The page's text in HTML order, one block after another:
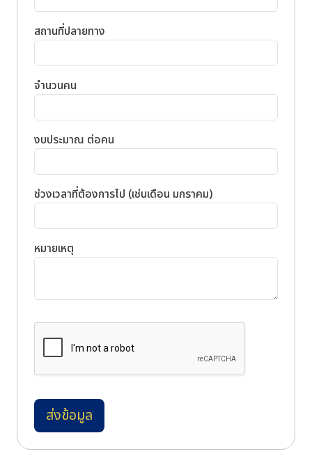
สถานที่ปลายทาง
จำนวนคน
งบประมาณ ต่อคน
ช่วงเวลาที่ต้องการไป (เช่นเดือน มกราคม)
หมายเหตุ
ส่งข้อมูล